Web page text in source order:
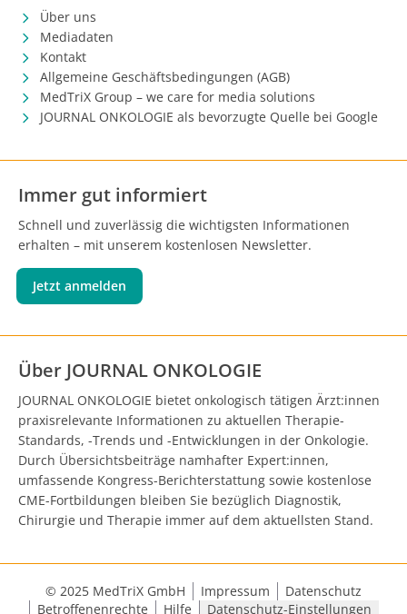
Über uns
Mediadaten
Kontakt
Allgemeine Geschäftsbedingungen (AGB)
MedTriX Group – we care for media solutions
JOURNAL ONKOLOGIE als bevorzugte Quelle bei Google
Immer gut informiert
Schnell und zuverlässig die wichtigsten Informationen
erhalten – mit unserem kostenlosen Newsletter.
Jetzt anmelden
Über JOURNAL ONKOLOGIE
JOURNAL ONKOLOGIE bietet onkologisch tätigen Ärzt:innen
praxisrelevante Informationen zu aktuellen Therapie-
Standards, -Trends und -Entwicklungen in der Onkologie.
Durch Übersichtsbeiträge namhafter Expert:innen,
umfassende Kongress-Berichterstattung sowie kostenlose
CME-Fortbildungen bleiben Sie bezüglich Diagnostik,
Chirurgie und Therapie immer auf dem aktuellsten Stand.
© 2025 MedTriX GmbH Impressum
Datenschutz
Betroffenenrechte
Hilfe Datenschutz-Einstellungen